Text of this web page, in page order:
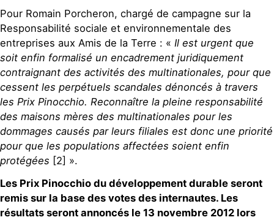
Pour Romain Porcheron, chargé de campagne sur la
Responsabilité sociale et environnementale des
entreprises aux Amis de la Terre : « Il est urgent que
soit enfin formalisé un encadrement juridiquement
contraignant des activités des multinationales, pour que
cessent les perpétuels scandales dénoncés à travers
les Prix Pinocchio. Reconnaître la pleine responsabilité
des maisons mères des multinationales pour les
dommages causés par leurs filiales est donc une priorité
pour que les populations affectées soient enfin
protégées [2] ».
Les Prix Pinocchio du développement durable seront
remis sur la base des votes des internautes. Les
résultats seront annoncés le 13 novembre 2012 lors